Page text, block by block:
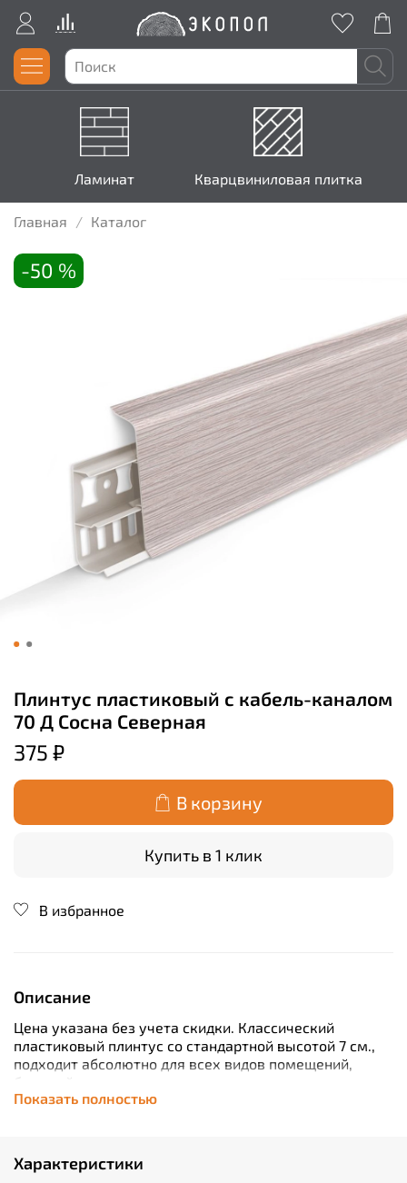
Ламинат Кварцвиниловая плитка
Главная Каталог
-50 %
Плинтус пластиковый с кабель-каналом
70 Д Сосна Северная
375 ₽
В корзину
Купить в 1 клик
В избранное
Описание
Цена указана без учета скидки. Классический
пластиковый плинтус со стандартной высотой 7 см.,
подходит абсолютно для всех видов помещений,
большой ассортимент цветов позволяет определенно
точно подобрать материал под дизайн интерьера и
Показать полностью
Характеристики